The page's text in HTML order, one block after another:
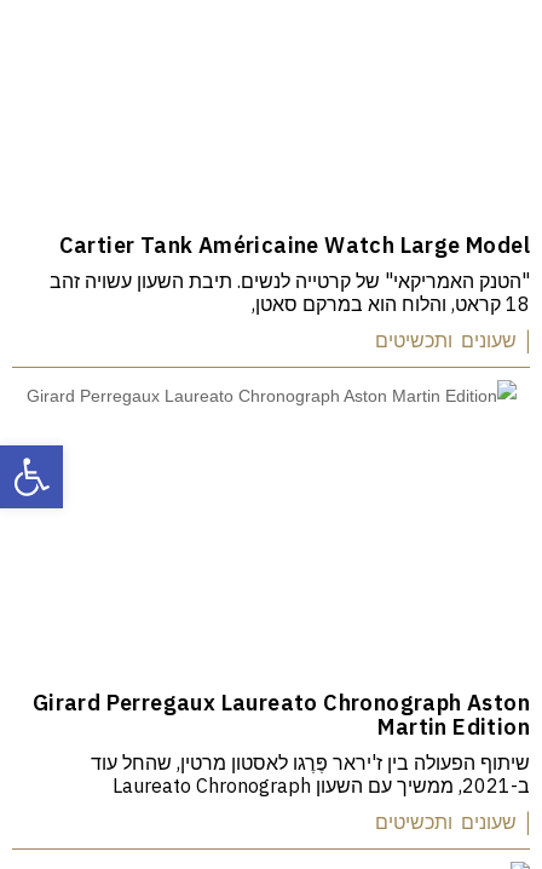
Cartier Tank Américaine Watch Large Model
"הטנק האמריקאי" של קרטייה לנשים. תיבת השעון עשויה זהב
18 קראט, והלוח הוא במרקם סאטן,
| שעונים ותכשיטים
Girard Perregaux Laureato Chronograph Aston
Martin Edition
שיתוף הפעולה בין ז'יראר פֶּרֶגו לאסטון מרטין, שהחל עוד
ב-2021, ממשיך עם השעון Laureato Chronograph
| שעונים ותכשיטים